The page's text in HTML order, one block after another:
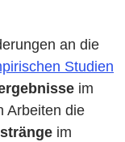
an die
Studien
im
Arbeiten die
im